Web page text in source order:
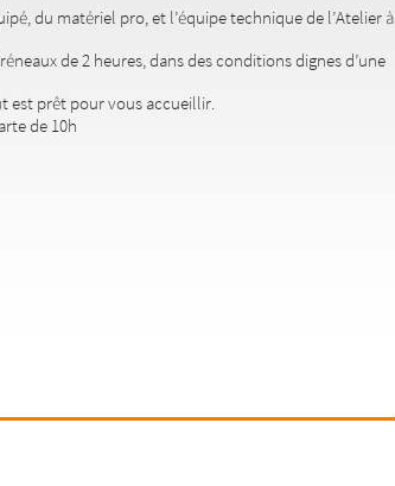
du matériel pro, et l’équipe technique de l’Atelier à
de 2 heures, dans des conditions dignes d’une
est prêt pour vous accueillir.
de 10h